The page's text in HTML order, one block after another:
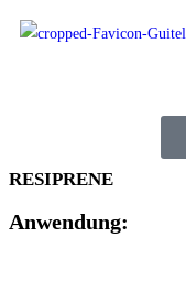
RESIPRENE
Anwendung: